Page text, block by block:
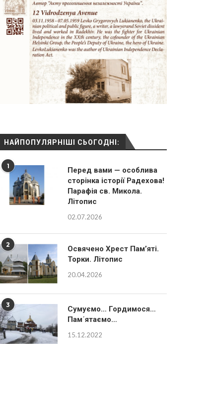
НАЙПОПУЛЯРНІШІ СЬОГОДНІ:
1
Перед вами — особлива
сторінка історії Радехова!
Парафія св. Микола.
Літопис
02.07.2026
2
Освячено Хрест Пам’яті.
Торки. Літопис
20.04.2026
3
Сумуємо… Гордимося…
Пам´ятаємо…
15.12.2022